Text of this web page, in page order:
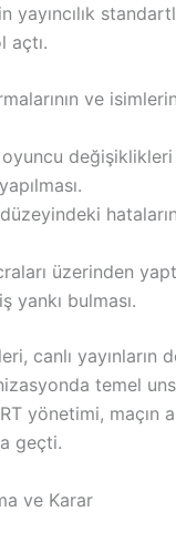
yayıncılık
açtı.
ve
üzerinden
yankı bulması.
canlı yayınların
temel
yönetimi, maçın
geçti.
ve Karar